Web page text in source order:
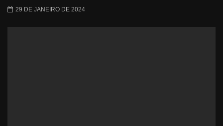
29 DE JANEIRO DE 2024